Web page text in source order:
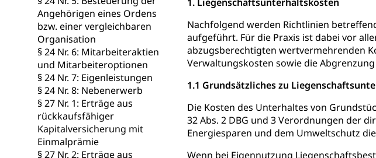
Angehörigen eines Ordens
bzw. einer vergleichbaren
Organisation
§ 24 Nr. 6: Mitarbeiteraktien
und Mitarbeiteroptionen
§ 24 Nr. 7: Eigenleistungen
§ 24 Nr. 8: Nebenerwerb
§ 27 Nr. 1: Erträge aus
rückkaufsfähiger
Kapitalversicherung mit
Einmalprämie
§ 27 Nr. 2: Erträge aus
Nachfolgend werden Richtlinien
aufgeführt. Für die Praxis ist dabei vor
abzugsberechtigten wertvermehrenden
Verwaltungskosten sowie die
1.1 Grundsätzliches zu
Die Kosten des Unterhaltes von
32 Abs. 2 DBG und 3 Verordnungen der
Energiesparen und dem Umweltschutz
Wenn bei Eigennutzung
Wasserversorgung
Waffen
Waffenerwerbsschein, Waffenschein,
Waffen, Sprengstoffe und Pyrotechnik
Zivildienst
Militärdienst
Bundesamt für Zivildienst ZIVI
Zivilschutz
Schutzdienstpflicht, Schutzraum,